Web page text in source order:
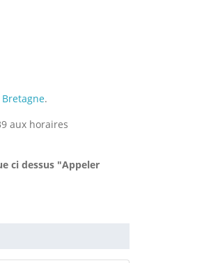
Bretagne.
aux horaires
ci dessus "Appeler